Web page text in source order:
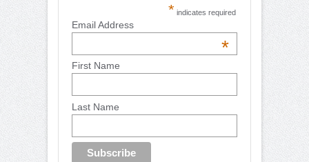
* indicates required
Email Address
*
First Name
Last Name